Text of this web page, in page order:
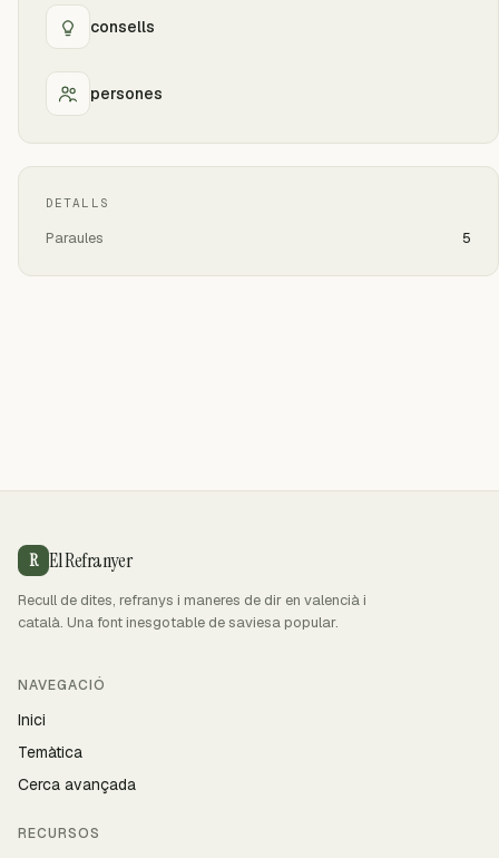
consells
persones
DETALLS
Paraules 5
R El Refranyer
Recull de dites, refranys i maneres de dir en valencià i
català. Una font inesgotable de saviesa popular.
NAVEGACIÓ
Inici
Temàtica
Cerca avançada
RECURSOS